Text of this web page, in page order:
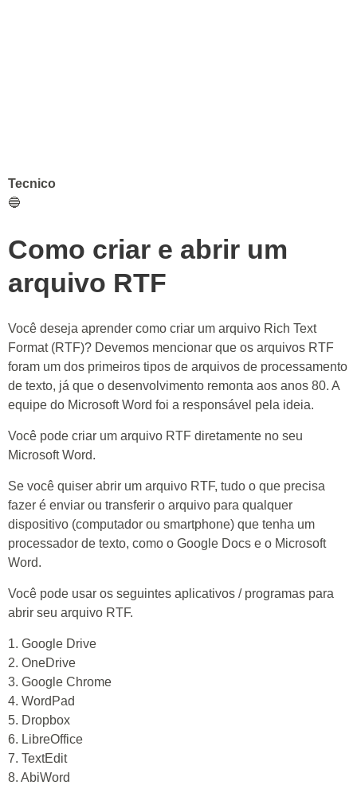
Tecnico
🔵
Como criar e abrir um
arquivo RTF
Você deseja aprender como criar um arquivo Rich Text
Format (RTF)? Devemos mencionar que os arquivos RTF
foram um dos primeiros tipos de arquivos de processamento
de texto, já que o desenvolvimento remonta aos anos 80. A
equipe do Microsoft Word foi a responsável pela ideia.
Você pode criar um arquivo RTF diretamente no seu
Microsoft Word.
Se você quiser abrir um arquivo RTF, tudo o que precisa
fazer é enviar ou transferir o arquivo para qualquer
dispositivo (computador ou smartphone) que tenha um
processador de texto, como o Google Docs e o Microsoft
Word.
Você pode usar os seguintes aplicativos / programas para
abrir seu arquivo RTF.
1. Google Drive
2. OneDrive
3. Google Chrome
4. WordPad
5. Dropbox
6. LibreOffice
7. TextEdit
8. AbiWord